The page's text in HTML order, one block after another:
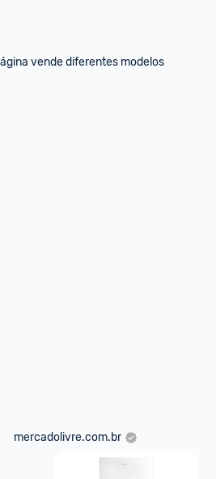
vende diferentes modelos
mercadolivre.com.br